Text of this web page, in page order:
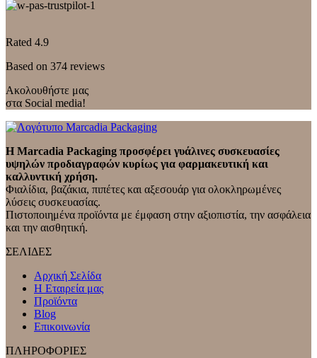
Rated 4.9
Based on 374 reviews
Ακολουθήστε μας
στα Social media!
Η Marcadia Packaging προσφέρει γυάλινες συσκευασίες
υψηλών προδιαγραφών κυρίως για φαρμακευτική και
καλλυντική χρήση.
Φιαλίδια, βαζάκια, πιπέτες και αξεσουάρ για ολοκληρωμένες
λύσεις συσκευασίας.
Πιστοποιημένα προϊόντα με έμφαση στην αξιοπιστία, την ασφάλεια
και την αισθητική.
ΣΕΛΙΔΕΣ
Αρχική Σελίδα
Η Εταιρεία μας
Προϊόντα
Blog
Επικοινωνία
ΠΛΗΡΟΦΟΡΙΕΣ